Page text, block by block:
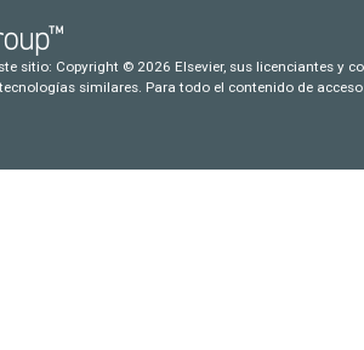
sitio: Copyright © 2026 Elsevier, sus licenciantes y
similares. Para todo el contenido de